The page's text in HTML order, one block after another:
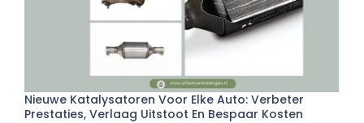
Nieuwe Katalysatoren Voor Elke Auto: Verbeter
Prestaties, Verlaag Uitstoot En Bespaar Kosten